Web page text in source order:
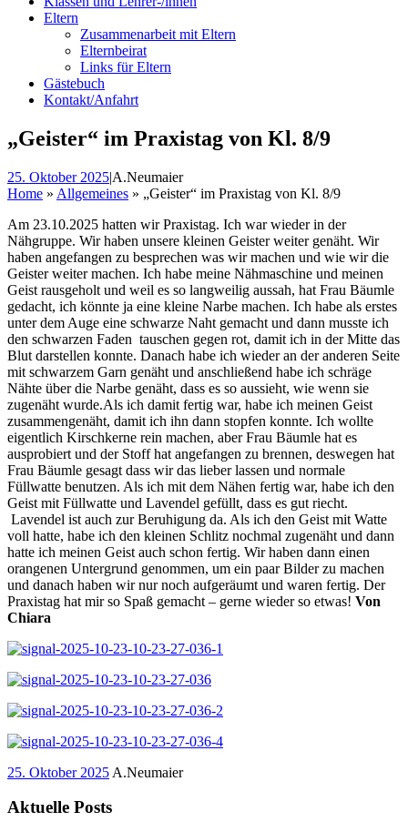
Eltern
Zusammenarbeit mit Eltern
Elternbeirat
Links für Eltern
Gästebuch
Kontakt/Anfahrt
„Geister“ im Praxistag von Kl. 8/9
25. Oktober 2025|A.Neumaier
Home » Allgemeines » „Geister“ im Praxistag von Kl. 8/9
Am 23.10.2025 hatten wir Praxistag. Ich war wieder in der
Nähgruppe. Wir haben unsere kleinen Geister weiter genäht. Wir
haben angefangen zu besprechen was wir machen und wie wir die
Geister weiter machen. Ich habe meine Nähmaschine und meinen
Geist rausgeholt und weil es so langweilig aussah, hat Frau Bäumle
gedacht, ich könnte ja eine kleine Narbe machen. Ich habe als erstes
unter dem Auge eine schwarze Naht gemacht und dann musste ich
den schwarzen Faden tauschen gegen rot, damit ich in der Mitte das
Blut darstellen konnte. Danach habe ich wieder an der anderen Seite
mit schwarzem Garn genäht und anschließend habe ich schräge
Nähte über die Narbe genäht, dass es so aussieht, wie wenn sie
zugenäht wurde.Als ich damit fertig war, habe ich meinen Geist
zusammengenäht, damit ich ihn dann stopfen konnte. Ich wollte
eigentlich Kirschkerne rein machen, aber Frau Bäumle hat es
ausprobiert und der Stoff hat angefangen zu brennen, deswegen hat
Frau Bäumle gesagt dass wir das lieber lassen und normale
Füllwatte benutzen. Als ich mit dem Nähen fertig war, habe ich den
Geist mit Füllwatte und Lavendel gefüllt, dass es gut riecht.
Lavendel ist auch zur Beruhigung da. Als ich den Geist mit Watte
voll hatte, habe ich den kleinen Schlitz nochmal zugenäht und dann
hatte ich meinen Geist auch schon fertig. Wir haben dann einen
orangenen Untergrund genommen, um ein paar Bilder zu machen
und danach haben wir nur noch aufgeräumt und waren fertig. Der
Praxistag hat mir so Spaß gemacht – gerne wieder so etwas! Von
Chiara
25. Oktober 2025 A.Neumaier
Aktuelle Posts